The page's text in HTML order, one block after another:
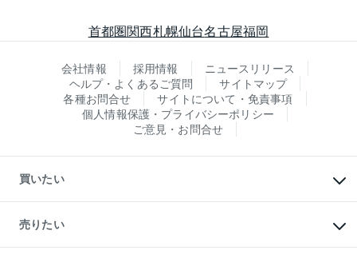
首都圏関西札幌仙台名古屋福岡
会社情報 採用情報
ニュースリリース
ヘルプ・よくあるご質問
サイトマップ
各種お問合せ
サイトについて・免責事項
個人情報保護・プライバシーポリシー
ご意見・お問合せ
買いたい
新築・分譲マンションの購入
中古マンションの購入
一戸建ての購入
売りたい